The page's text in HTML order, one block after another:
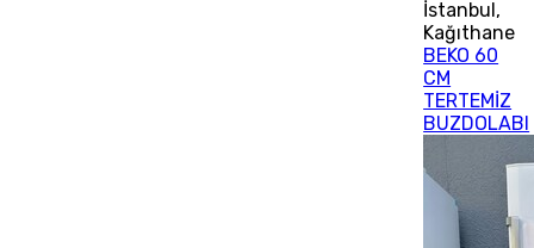
İstanbul ,
Kağıthane
BEKO 60
CM
TERTEMİZ
BUZDOLABI